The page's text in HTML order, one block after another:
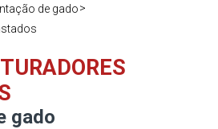
Nós
Ausama hoje
Concessionários
de gado
gado